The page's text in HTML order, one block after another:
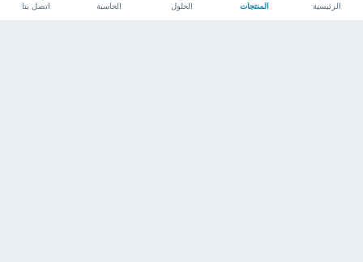
الرئيسية المنتجات الحلول الحاسبة اتصل بنا